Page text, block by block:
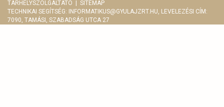
TÁRHELYSZOLGÁLTATÓ
SITEMAP
TECHNIKAI SEGÍTSÉG:
INFORMATIKUS@GYULAJZRT.HU, LEVELEZÉSI CÍM:
7090, TAMÁSI, SZABADSÁG UTCA 27